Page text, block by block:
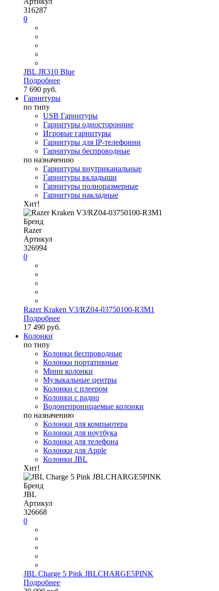
316287
0
JBL JR310 Blue
Подробнее
7 690 руб.
Гарнитуры
по типу
USB Гарнитуры
Гарнитуры односторонние
Игровые гарнитуры
Гарнитуры для IP-телефонии
Гарнитуры беспроводные
по назначению
Гарнитуры внутриканальные
Гарнитуры вкладыши
Гарнитуры полноразмерные
Гарнитуры накладные
Хит!
Бренд
Razer
Артикул
326994
0
Razer Kraken V3/RZ04-03750100-R3M1
Подробнее
17 490 руб.
Колонки
по типу
Колонки беспроводные
Колонки портативные
Мини колонки
Музыкальные центры
Колонки с плеером
Колонки с радио
Водонепроницаемые колонки
по назначению
Колонки для компьютера
Колонки для ноутбука
Колонки для телефона
Колонки для Apple
Колонки JBL
Хит!
Бренд
JBL
Артикул
326668
0
JBL Charge 5 Pink JBLCHARGE5PINK
Подробнее